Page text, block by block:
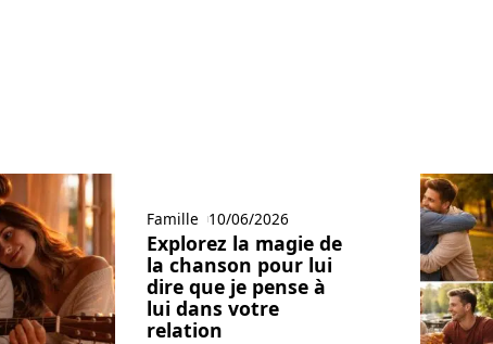
Famille 10/06/2026
Explorez la magie de
la chanson pour lui
dire que je pense à
lui dans votre
relation